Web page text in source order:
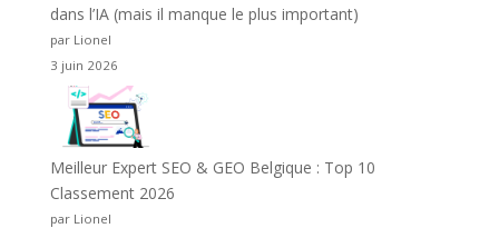
dans l’IA (mais il manque le plus important)
par Lionel
3 juin 2026
Meilleur Expert SEO & GEO Belgique : Top 10
Classement 2026
par Lionel